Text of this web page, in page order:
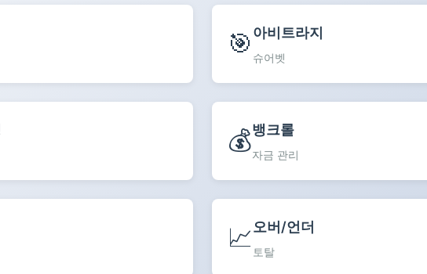
🎯 아비트라지
슈어벳
💰뱅크롤
자금 관리
📈오버/언더
토탈